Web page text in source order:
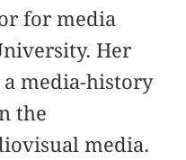
for media
Her
a media-history
the
media.